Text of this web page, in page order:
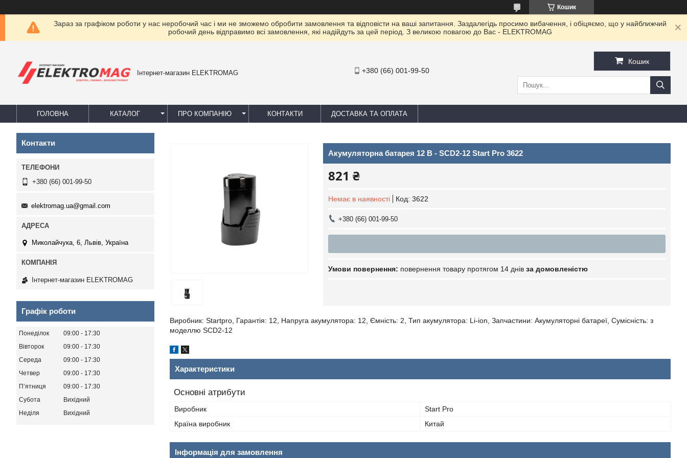
Кошик
Зараз за графіком роботи у нас неробочий час і ми не зможемо обробити замовлення та відповісти на ваші запитання. Заздалегідь просимо вибачення, і обіцяємо, що у найближчий
робочий день відправимо всі замовлення, які надійдуть за цей період. З великою повагою до Ваc - ELEKTROMAG
Інтернет-магазин ELEKTROMAG +380 (66) 001-99-50
Кошик
ГОЛОВНА КАТАЛОГ ПРО КОМПАНІЮ КОНТАКТИ ДОСТАВКА ТА ОПЛАТА
Акумуляторна батарея 12 В - SCD2-12 Start Pro 3622
821 ₴
Немає в наявності Код: 3622
+380 (66) 001-99-50
повернення товару протягом 14 днів за домовленістю
Виробник: Startpro, Гарантія: 12, Напруга акумулятора: 12, Ємність: 2, Тип акумулятора: Li-ion, Запчастини: Акумуляторні батареї, Сумісність: з
моделлю SCD2-12
Характеристики
Основні атрибути
Виробник
Start Pro
Країна виробник
Китай
Інформація для замовлення
Контакти
+380 (66) 001-99-50
elektromag.ua@gmail.com
Миколайчука, 6, Львів, Україна
Інтернет-магазин ELEKTROMAG
Графік роботи
Понеділок 09:00
17:30
Вівторок
09:00
17:30
Середа
09:00
17:30
Четвер
09:00
17:30
Пʼятниця
09:00
17:30
Субота
Вихідний
Неділя
Вихідний